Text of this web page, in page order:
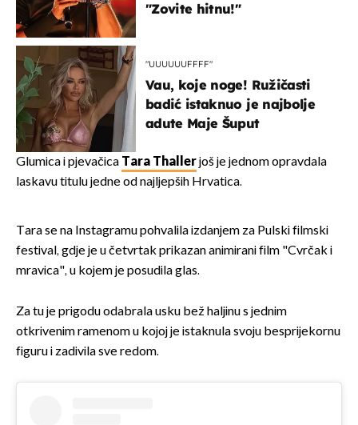
"Zovite hitnu!"
"UUUUUUFFFF"
Vau, koje noge! Ružičasti
badić istaknuo je najbolje
adute Maje Šuput
Glumica i pjevačica Tara Thallerjoš je jednom opravdala
laskavu titulu jedne od najljepših Hrvatica.
Tara se na Instagramu pohvalila izdanjem za Pulski filmski
festival, gdje je u četvrtak prikazan animirani film "Cvrčak i
mravica", u kojem je posudila glas.
Za tu je prigodu odabrala usku bež haljinu s jednim
otkrivenim ramenom u kojoj je istaknula svoju besprijekornu
figuru i zadivila sve redom.